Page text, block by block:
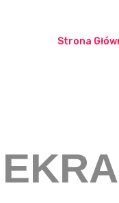
Strona